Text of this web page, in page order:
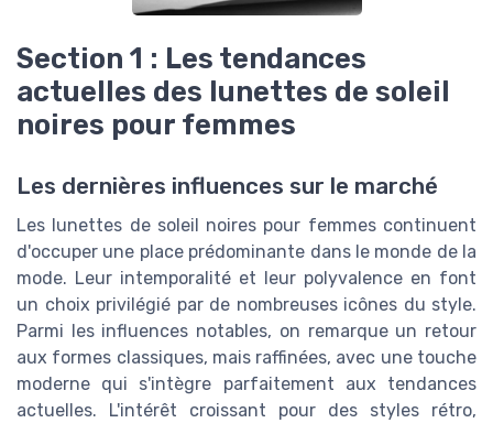
Section 1 : Les tendances
actuelles des lunettes de soleil
noires pour femmes
Les dernières influences sur le marché
Les lunettes de soleil noires pour femmes continuent
d'occuper une place prédominante dans le monde de la
mode. Leur intemporalité et leur polyvalence en font
un choix privilégié par de nombreuses icônes du style.
Parmi les influences notables, on remarque un retour
aux formes classiques, mais raffinées, avec une touche
moderne qui s'intègre parfaitement aux tendances
actuelles. L'intérêt croissant pour des styles rétro,